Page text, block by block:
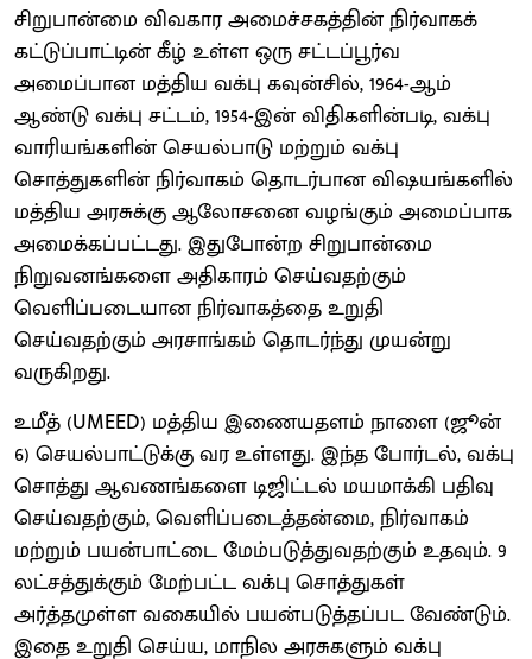
சிறுபான்மை விவகார அமைச்சகத்தின் நிர்வாகக்
கட்டுப்பாட்டின் கீழ் உள்ள ஒரு சட்டப்பூர்வ
அமைப்பான மத்திய வக்பு கவுன்சில், 1964-ஆம்
ஆண்டு வக்பு சட்டம், 1954-இன் விதிகளின்படி, வக்பு
வாரியங்களின் செயல்பாடு மற்றும் வக்பு
சொத்துகளின் நிர்வாகம் தொடர்பான விஷயங்களில்
மத்திய அரசுக்கு ஆலோசனை வழங்கும் அமைப்பாக
அமைக்கப்பட்டது. இதுபோன்ற சிறுபான்மை
நிறுவனங்களை அதிகாரம் செய்வதற்கும்
வெளிப்படையான நிர்வாகத்தை உறுதி
செய்வதற்கும் அரசாங்கம் தொடர்ந்து முயன்று
வருகிறது.
உமீத் (UMEED) மத்திய இணையதளம் நாளை (ஜூன்
6) செயல்பாட்டுக்கு வர உள்ளது. இந்த போர்டல், வக்பு
சொத்து ஆவணங்களை டிஜிட்டல் மயமாக்கி பதிவு
செய்வதற்கும், வெளிப்படைத்தன்மை, நிர்வாகம்
மற்றும் பயன்பாட்டை மேம்படுத்துவதற்கும் உதவும். 9
லட்சத்துக்கும் மேற்பட்ட வக்பு சொத்துகள்
அர்த்தமுள்ள வகையில் பயன்படுத்தப்பட வேண்டும்.
இதை உறுதி செய்ய, மாநில அரசுகளும் வக்பு